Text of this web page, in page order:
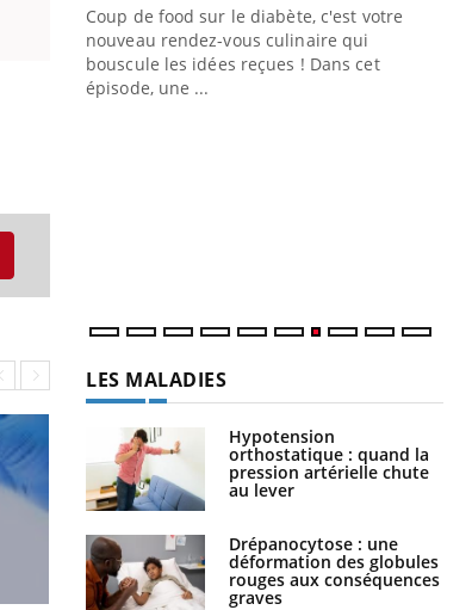
Coup de food sur le diabète, c'est votre
nouveau rendez-vous culinaire qui
bouscule les idées reçues ! Dans cet
épisode, une ...
"Les rendez-vous de la santé et de la
qualité de vie au travail" de Pourquoi
Docteur reçoivent Régis Blugeon, DRH et
LES MALADIES
Hypotension
orthostatique : quand la
pression artérielle chute
au lever
Drépanocytose : une
déformation des globules
rouges aux conséquences
graves